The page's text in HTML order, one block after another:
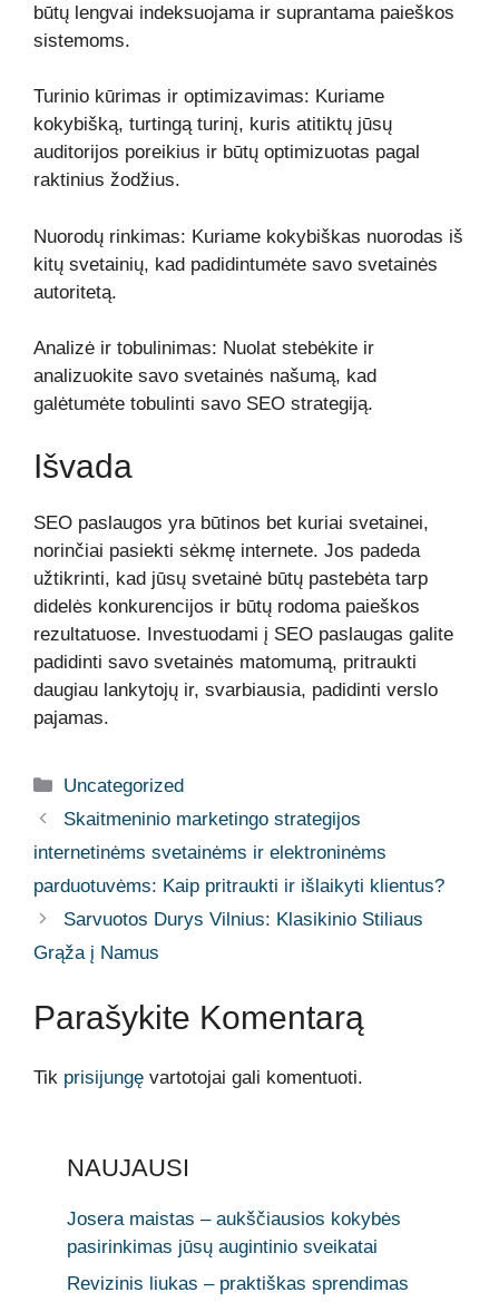
būtų lengvai indeksuojama ir suprantama paieškos
sistemoms.
Turinio kūrimas ir optimizavimas: Kuriame
kokybišką, turtingą turinį, kuris atitiktų jūsų
auditorijos poreikius ir būtų optimizuotas pagal
raktinius žodžius.
Nuorodų rinkimas: Kuriame kokybiškas nuorodas iš
kitų svetainių, kad padidintumėte savo svetainės
autoritetą.
Analizė ir tobulinimas: Nuolat stebėkite ir
analizuokite savo svetainės našumą, kad
galėtumėte tobulinti savo SEO strategiją.
Išvada
SEO paslaugos yra būtinos bet kuriai svetainei,
norinčiai pasiekti sėkmę internete. Jos padeda
užtikrinti, kad jūsų svetainė būtų pastebėta tarp
didelės konkurencijos ir būtų rodoma paieškos
rezultatuose. Investuodami į SEO paslaugas galite
padidinti savo svetainės matomumą, pritraukti
daugiau lankytojų ir, svarbiausia, padidinti verslo
pajamas.
Kategorijos
Uncategorized
Skaitmeninio marketingo strategijos
internetinėms svetainėms ir elektroninėms
parduotuvėms: Kaip pritraukti ir išlaikyti klientus?
Sarvuotos Durys Vilnius: Klasikinio Stiliaus
Grąža į Namus
Parašykite Komentarą
Tik prisijungę vartotojai gali komentuoti.
NAUJAUSI
Josera maistas – aukščiausios kokybės
pasirinkimas jūsų augintinio sveikatai
Revizinis liukas – praktiškas sprendimas